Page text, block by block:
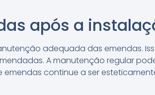
após a
adequada das emendas.
A manutenção regular
continue a ser